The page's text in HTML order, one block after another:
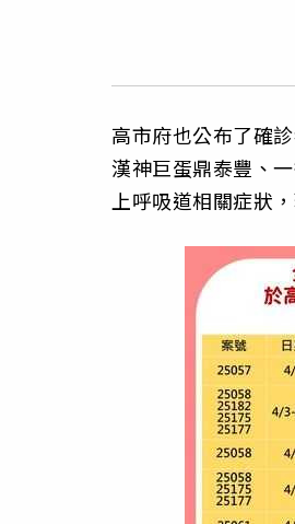
高市府也公布了確
漢神巨蛋鼎泰豐、
上呼吸道相關症狀